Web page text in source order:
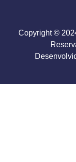
Copyright ©